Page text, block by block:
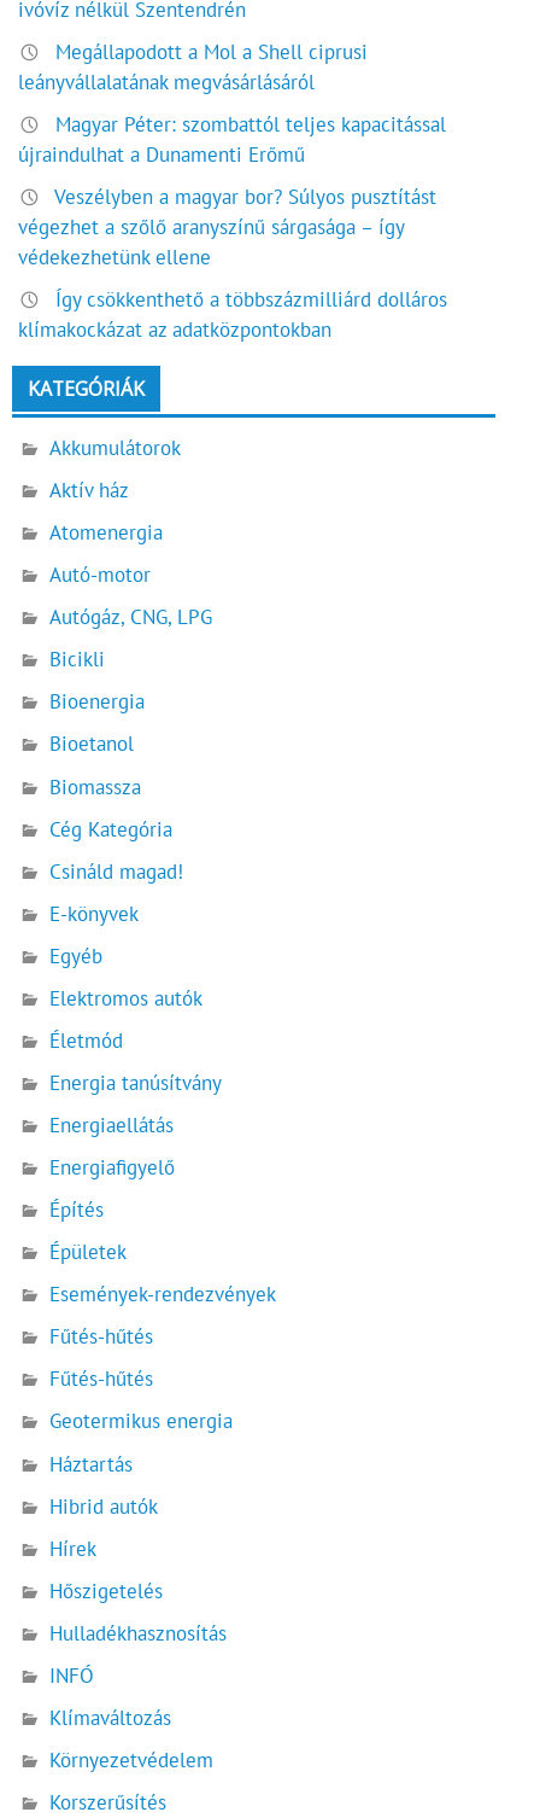
ivóvíz nélkül Szentendrén
Megállapodott a Mol a Shell ciprusi
leányvállalatának megvásárlásáról
Magyar Péter: szombattól teljes kapacitással
újraindulhat a Dunamenti Erőmű
Veszélyben a magyar bor? Súlyos pusztítást
végezhet a szőlő aranyszínű sárgasága – így
védekezhetünk ellene
Így csökkenthető a többszázmilliárd dolláros
klímakockázat az adatközpontokban
KATEGÓRIÁK
Akkumulátorok
Aktív ház
Atomenergia
Autó-motor
Autógáz, CNG, LPG
Bicikli
Bioenergia
Bioetanol
Biomassza
Cég Kategória
Csináld magad!
E-könyvek
Egyéb
Elektromos autók
Életmód
Energia tanúsítvány
Energiaellátás
Energiafigyelő
Építés
Épületek
Események-rendezvények
Fűtés-hűtés
Fűtés-hűtés
Geotermikus energia
Háztartás
Hibrid autók
Hírek
Hőszigetelés
Hulladékhasznosítás
INFÓ
Klímaváltozás
Környezetvédelem
Korszerűsítés